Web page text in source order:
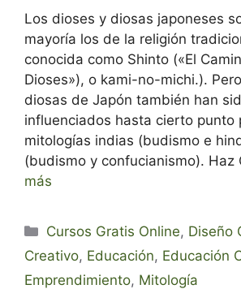
Los dioses y diosas japoneses
mayoría los de la religión
conocida como Shinto («El
Dioses»), o kami-no-michi.).
diosas de Japón también han
influenciados hasta cierto punto
mitologías indias (budismo e
(budismo y confucianismo). Haz
más
Categorías
Cursos Gratis Online, Diseño
Creativo, Educación, Educación
Emprendimiento, Mitología